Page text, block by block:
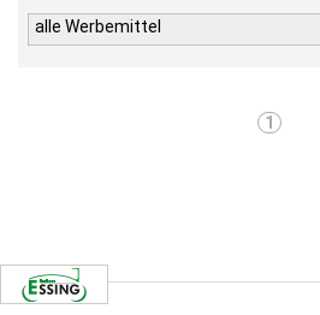
alle Werbemittel
1